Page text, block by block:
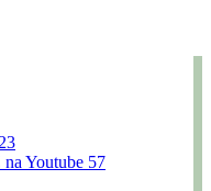
Youtube 57